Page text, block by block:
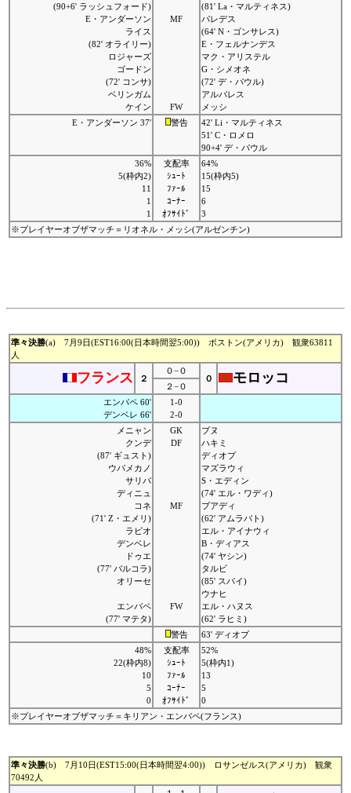
(90+6' ラッシュフォード)
E・アンダーソン
ライス
(82' オライリー)
ロジャーズ
ゴードン
(72' コンサ)
ベリンガム
ケイン
MF
FW
(81' La・マルティネス)
パレデス
(64' N・ゴンサレス)
E・フェルナンデス
マク・アリステル
G・シメオネ
(72' デ・パウル)
アルバレス
メッシ
E・アンダーソン 37'
警告
42' Li・マルティネス
51' C・ロメロ
90+4' デ・パウル
36%
5(枠内2)
11
1
1
支配率
ｼｭｰﾄ
ﾌｧｰﾙ
ｺｰﾅｰ
ｵﾌｻｲﾄﾞ
64%
15(枠内5)
15
6
3
※プレイヤーオブザマッチ＝リオネル・メッシ(アルゼンチン)
準々決勝(a) 7月9日(EST16:00(日本時間翌5:00)) ボストン(アメリカ) 観衆63811
人
フランス ２
０−０
０
モロッコ
２−０
エンバペ 60'
デンベレ 66'
1-0
2-0
メニャン
クンデ
(87' ギュスト)
ウパメカノ
サリバ
ディニュ
コネ
(71' Z・エメリ)
ラビオ
デンベレ
ドゥエ
(77' バルコラ)
オリーセ
エンバペ
(77' マテタ)
GK
DF
MF
FW
ブヌ
ハキミ
ディオプ
マズラウィ
S・エディン
(74' エル・ワディ)
ブアディ
(62' アムラバト)
エル・アイナウィ
B・ディアス
(74' ヤシン)
タルビ
(85' スバイ)
ウナヒ
エル・ハヌス
(62' ラヒミ)
警告
63' ディオプ
48%
22(枠内8)
10
5
0
支配率
ｼｭｰﾄ
ﾌｧｰﾙ
ｺｰﾅｰ
ｵﾌｻｲﾄﾞ
52%
5(枠内1)
13
5
0
※プレイヤーオブザマッチ＝キリアン・エンバペ(フランス)
準々決勝(b) 7月10日(EST15:00(日本時間翌4:00)) ロサンゼルス(アメリカ) 観衆
70492人